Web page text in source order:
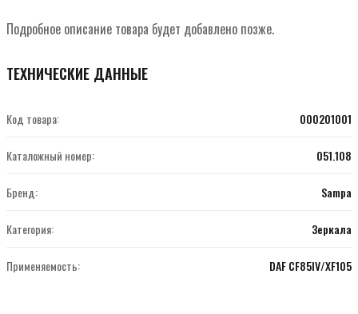
Подробное описание товара будет добавлено позже.
ТЕХНИЧЕСКИЕ ДАННЫЕ
Код товара: 000201001
Каталожный номер: 051.108
Бренд: Sampa
Категория: Зеркала
Применяемость: DAF CF85IV/XF105